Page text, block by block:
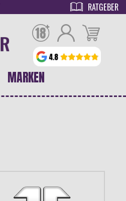
RATGEBER
MARKEN